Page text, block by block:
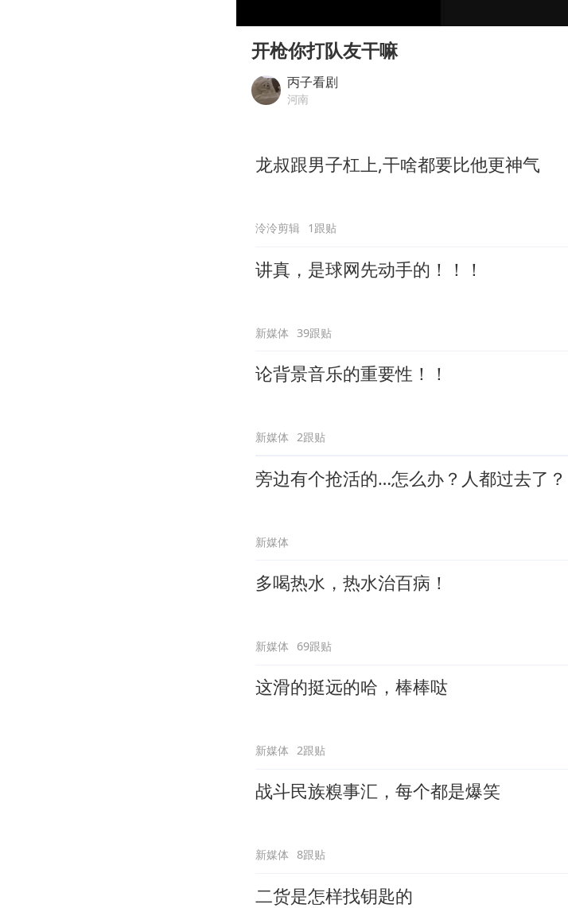
韩国到底有多热
浙江舟山21条水上客运航线停航
开枪你打队友干嘛
丙子看剧
河南
龙叔跟男子杠上,干啥都要比他更神气
泠泠剪辑 1跟贴
讲真，是球网先动手的！！！
新媒体 39跟贴
论背景音乐的重要性！！
新媒体 2跟贴
旁边有个抢活的…怎么办？人都过去了？
新媒体
多喝热水，热水治百病！
新媒体 69跟贴
这滑的挺远的哈，棒棒哒
新媒体 2跟贴
战斗民族糗事汇，每个都是爆笑
新媒体 8跟贴
二货是怎样找钥匙的